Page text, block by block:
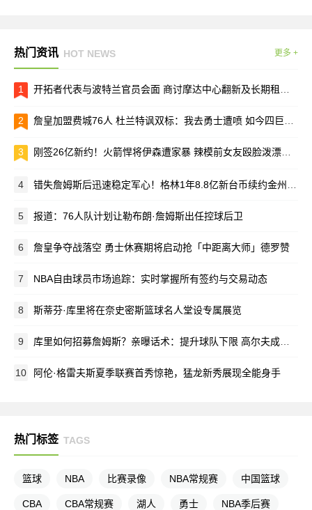
热门资讯 HOT NEWS 更多 +
1 开拓者代表与波特兰官员会面 商讨摩达中心翻新及长期租约事宜
2 詹皇加盟费城76人 杜兰特讽双标：我去勇士遭喷 如今四巨头却被赞
3 刚签26亿新约！火箭悍将伊森遭家暴 辣模前女友殴脸泼漂白水
4 错失詹姆斯后迅速稳定军心！格林1年8.8亿新台币续约金州勇士辅佐库里
5 报道：76人队计划让勒布朗·詹姆斯出任控球后卫
6 詹皇争夺战落空 勇士休赛期将启动抢「中距离大师」德罗赞
7 NBA自由球员市场追踪：实时掌握所有签约与交易动态
8 斯蒂芬·库里将在奈史密斯篮球名人堂设专属展览
9 库里如何招募詹姆斯？亲曝话术：提升球队下限 高尔夫成关键
10 阿伦·格雷夫斯夏季联赛首秀惊艳，猛龙新秀展现全能身手
热门标签 TAGS
篮球 NBA 比赛录像 NBA常规赛 中国篮球
CBA CBA常规赛 湖人 勇士 NBA季后赛